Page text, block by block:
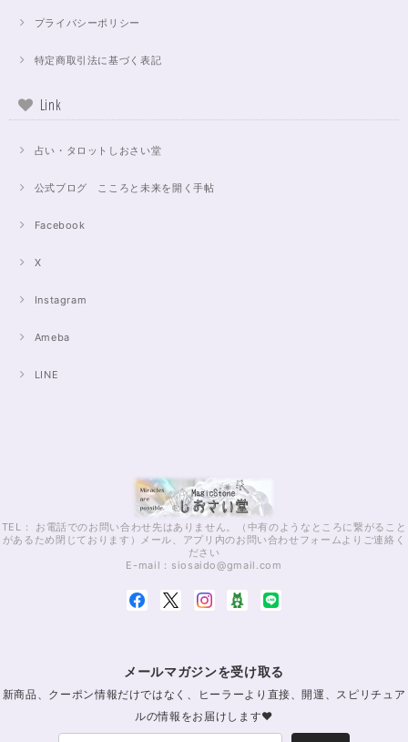
プライバシーポリシー
特定商取引法に基づく表記
Link
占い・タロットしおさい堂
公式ブログ こころと未来を開く手帖
Facebook
X
Instagram
Ameba
LINE
TEL： お電話でのお問い合わせ先はありません。（中有のようなところに繋がること
があるため閉じております）メール、アプリ内のお問い合わせフォームよりご連絡く
ださい
E-mail： siosaido@gmail.com
メールマガジンを受け取る
新商品、クーポン情報だけではなく、ヒーラーより直接、開運、スピリチュア
ルの情報をお届けします♥